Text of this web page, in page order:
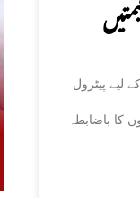
لیے پیٹرول
کا باضابطہ